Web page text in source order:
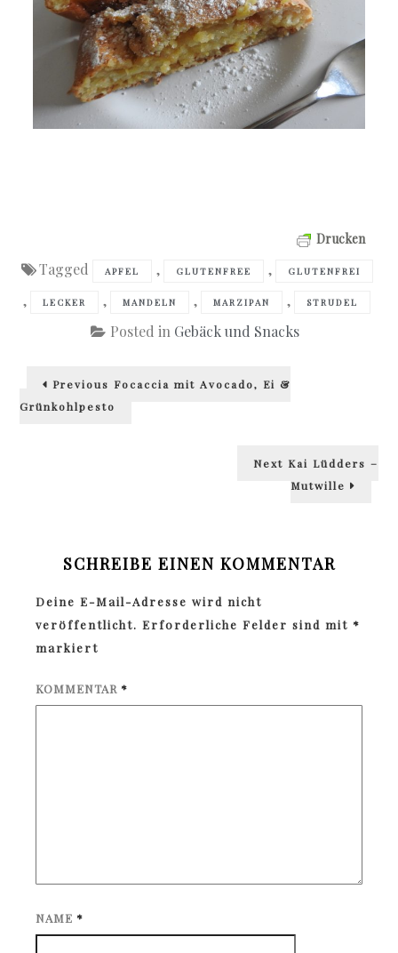
Drucken
Tagged APFEL , GLUTENFREE , GLUTENFREI
, LECKER , MANDELN , MARZIPAN , STRUDEL
Posted in Gebäck und Snacks
Beitragsnavigation
Previous Previous
Focaccia mit Avocado, Ei &
Grünkohlpesto
Next Next
Kai Lüdders –
Mutwille
SCHREIBE EINEN KOMMENTAR
Deine E-Mail-Adresse wird nicht
veröffentlicht. Erforderliche Felder sind mit *
markiert
KOMMENTAR *
NAME *